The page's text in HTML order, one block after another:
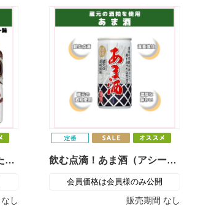
低カロリーゼリー飲料！ためして寒天（アシードビバレッジプラス）
なし
飲む点滴！あま酒（アシードビバレッジプラス）
会員価格は会員様のみ公開
販売期間 なし